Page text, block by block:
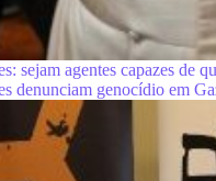
sejam agentes capazes de
denunciam genocídio em